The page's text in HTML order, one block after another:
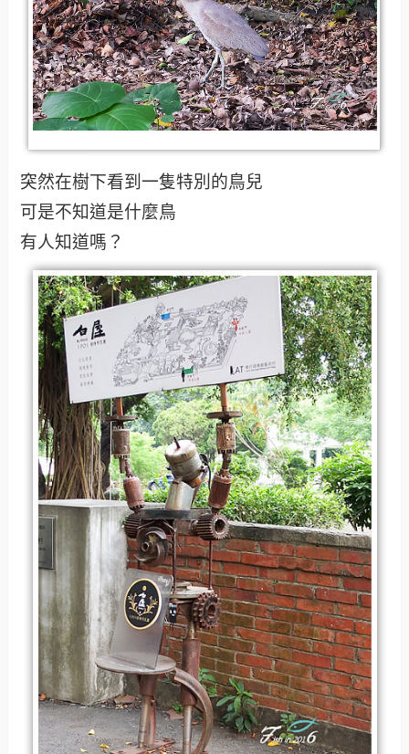
突然在樹下看到一隻特別的鳥兒
可是不知道是什麼鳥
有人知道嗎？